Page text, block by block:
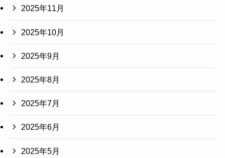
2025年11月
2025年10月
2025年9月
2025年8月
2025年7月
2025年6月
2025年5月